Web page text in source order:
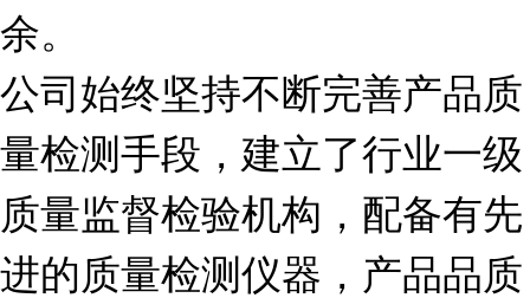
余。
公司始终坚持不断完善产品质
量检测手段，建立了行业一级
质量监督检验机构，配备有先
进的质量检测仪器，产品品质